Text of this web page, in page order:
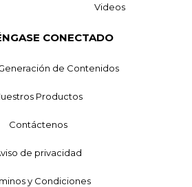
Videos
CONECTADO
de Contenidos
Productos
Contáctenos
de privacidad
y Condiciones